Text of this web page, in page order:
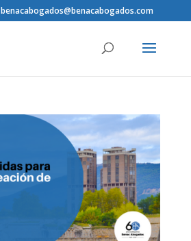
benacabogados@benacabogados.com